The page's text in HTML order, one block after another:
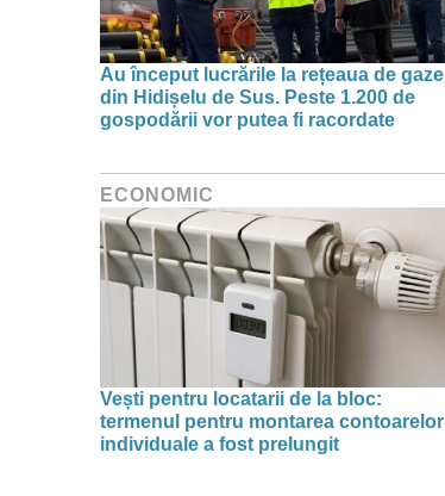
Au început lucrările la rețeaua de gaze
din Hidișelu de Sus. Peste 1.200 de
gospodării vor putea fi racordate
ECONOMIC
Vești pentru locatarii de la bloc:
termenul pentru montarea contoarelor
individuale a fost prelungit